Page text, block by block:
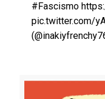
#Fascismo
pic.twitter.com/